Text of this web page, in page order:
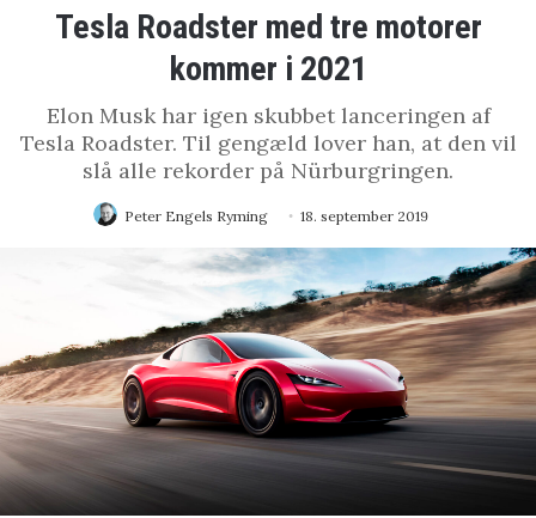
Tesla Roadster med tre motorer
kommer i 2021
Elon Musk har igen skubbet lanceringen af
Tesla Roadster. Til gengæld lover han, at den vil
slå alle rekorder på Nürburgringen.
Peter Engels Ryming 18. september 2019